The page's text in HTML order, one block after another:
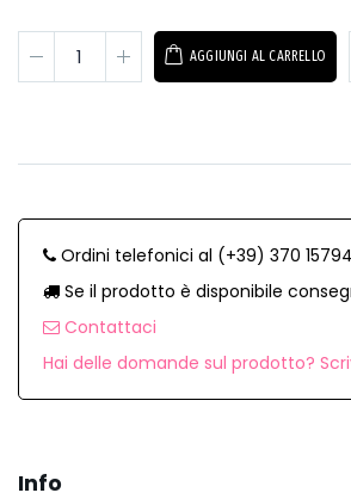
AGGIUNGI AL CARRELLO
Ordini telefonici al (+39) 370
Se il prodotto è disponibile
Contattaci
Hai delle domande sul prodotto?
Info